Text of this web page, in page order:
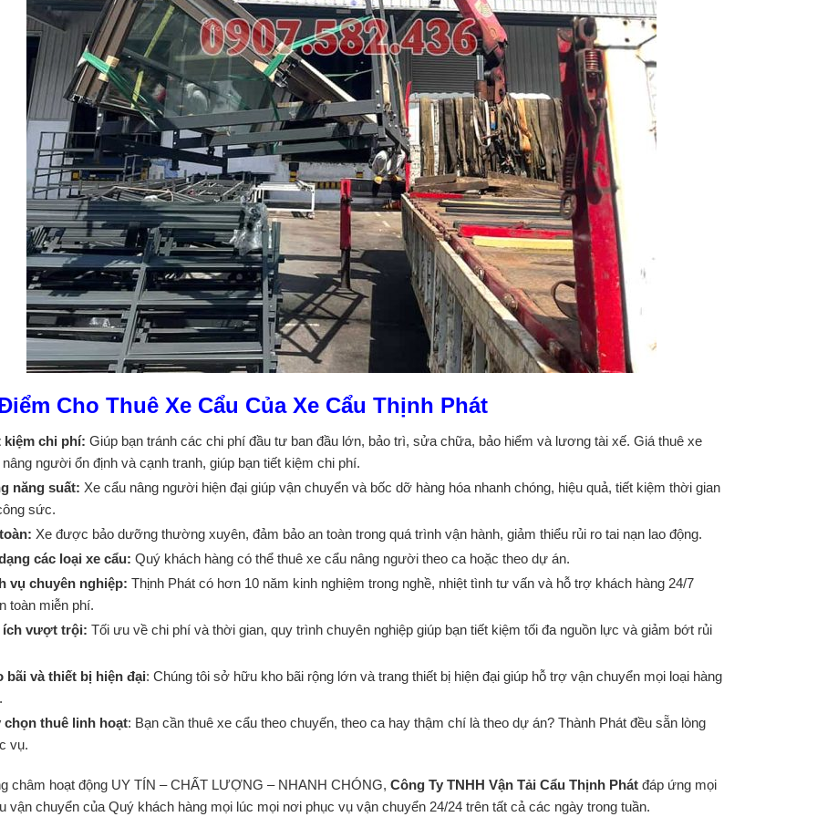
Cho Thuê Xe Cẩu Của Xe Cẩu Thịnh Phát
kiệm chi phí: Giúp bạn tránh các chi phí đầu tư ban đầu lớn, bảo trì, sửa chữa, bảo hiểm và lương tài xế. Giá thuê xe
người ổn định và cạnh tranh, giúp bạn tiết kiệm chi phí.
năng suất: Xe cẩu nâng người hiện đại giúp vận chuyển và bốc dỡ hàng hóa nhanh chóng, hiệu quả, tiết kiệm thời gian
sức.
Xe được bảo dưỡng thường xuyên, đảm bảo an toàn trong quá trình vận hành, giảm thiểu rủi ro tai nạn lao động.
các loại xe cẩu: Quý khách hàng có thể thuê xe cẩu nâng người theo ca hoặc theo dự án.
vụ chuyên nghiệp: Thịnh Phát có hơn 10 năm kinh nghiệm trong nghề, nhiệt tình tư vấn và hỗ trợ khách hàng 24/7
toàn miễn phí.
vượt trội: Tối ưu về chi phí và thời gian, quy trình chuyên nghiệp giúp bạn tiết kiệm tối đa nguồn lực và giảm bớt rủi
bãi và thiết bị hiện đại: Chúng tôi sở hữu kho bãi rộng lớn và trang thiết bị hiện đại giúp hỗ trợ vận chuyển mọi loại hàng
chọn thuê linh hoạt: Bạn cần thuê xe cẩu theo chuyến, theo ca hay thậm chí là theo dự án? Thành Phát đều sẵn lòng
vụ.
châm hoạt động UY TÍN – CHẤT LƯỢNG – NHANH CHÓNG, Công Ty TNHH Vận Tải Cẩu Thịnh Phát đáp ứng mọi
vận chuyển của Quý khách hàng mọi lúc mọi nơi phục vụ vận chuyển 24/24 trên tất cả các ngày trong tuần.